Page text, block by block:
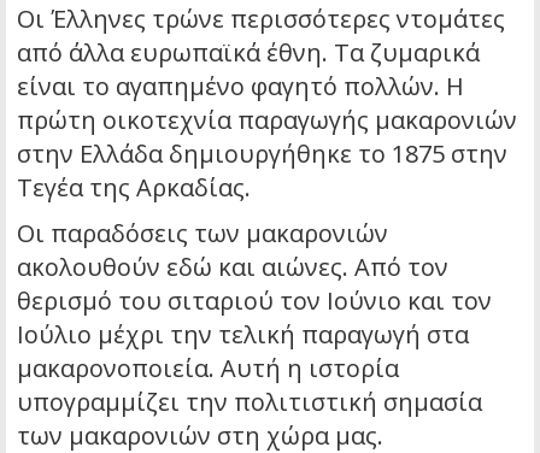
Οι Έλληνες τρώνε περισσότερες ντομάτες
από άλλα ευρωπαϊκά έθνη. Τα ζυμαρικά
είναι το αγαπημένο φαγητό πολλών. Η
πρώτη οικοτεχνία παραγωγής μακαρονιών
στην Ελλάδα δημιουργήθηκε το 1875 στην
Τεγέα της Αρκαδίας.
Οι παραδόσεις των μακαρονιών
ακολουθούν εδώ και αιώνες. Από τον
θερισμό του σιταριού τον Ιούνιο και τον
Ιούλιο μέχρι την τελική παραγωγή στα
μακαρονοποιεία. Αυτή η ιστορία
υπογραμμίζει την πολιτιστική σημασία
των μακαρονιών στη χώρα μας.